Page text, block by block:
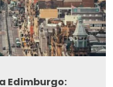
Edimburgo: